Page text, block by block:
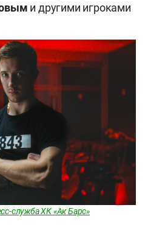
и другими игроками
служба ХК «Ак Барс»